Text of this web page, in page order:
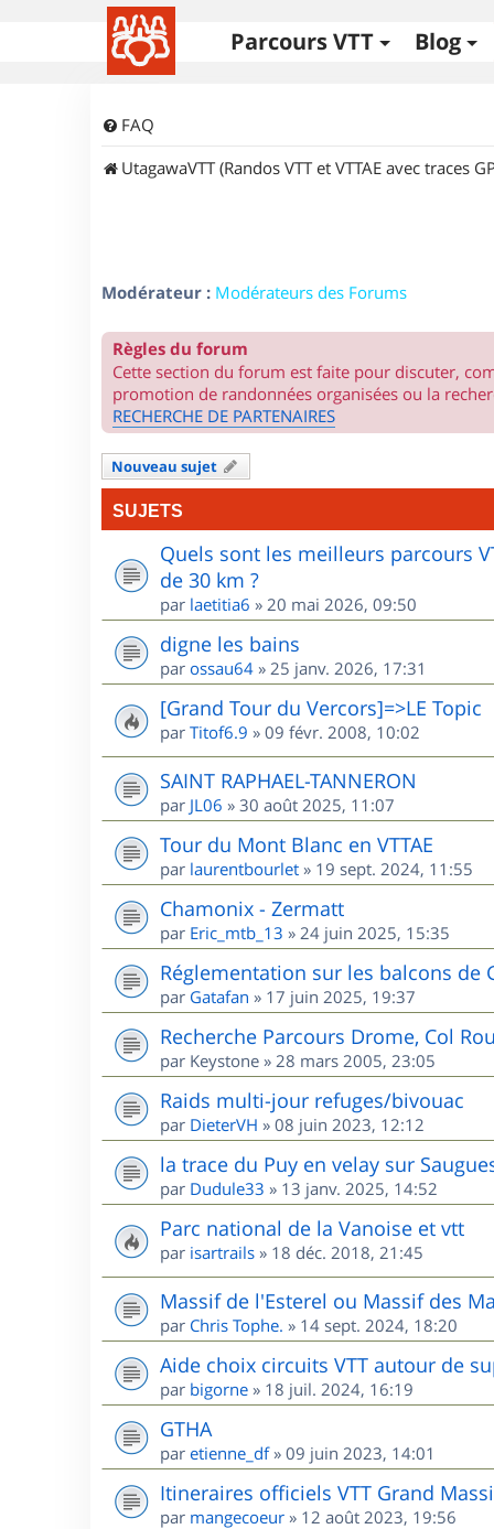
Parcours VTT Blog
FAQ
UtagawaVTT (Randos VTT et VTTAE avec traces
Modérateur : Modérateurs des Forums
Règles du forum
Cette section du forum est faite pour discuter,
promotion de randonnées organisées ou la
RECHERCHE DE PARTENAIRES
Nouveau sujet
SUJETS
Quels sont les meilleurs parcours
de 30 km ?
par laetitia6 » 20 mai 2026, 09:50
digne les bains
par ossau64 » 25 janv. 2026, 17:31
[Grand Tour du Vercors]=>LE Topic
par Titof6.9 » 09 févr. 2008, 10:02
SAINT RAPHAEL-TANNERON
par JL06 » 30 août 2025, 11:07
Tour du Mont Blanc en VTTAE
par laurentbourlet » 19 sept. 2024, 11:55
Chamonix - Zermatt
par Eric_mtb_13 » 24 juin 2025, 15:35
Réglementation sur les balcons de
par Gatafan » 17 juin 2025, 19:37
Recherche Parcours Drome, Col
par Keystone » 28 mars 2005, 23:05
Raids multi-jour refuges/bivouac
par DieterVH » 08 juin 2023, 12:12
la trace du Puy en velay sur
par Dudule33 » 13 janv. 2025, 14:52
Parc national de la Vanoise et vtt
par isartrails » 18 déc. 2018, 21:45
Massif de l'Esterel ou Massif des
par Chris Tophe. » 14 sept. 2024, 18:20
Aide choix circuits VTT autour de
par bigorne » 18 juil. 2024, 16:19
GTHA
par etienne_df» 09 juin 2023, 14:01
Itineraires officiels VTT Grand
par mangecoeur » 12 août 2023, 19:56